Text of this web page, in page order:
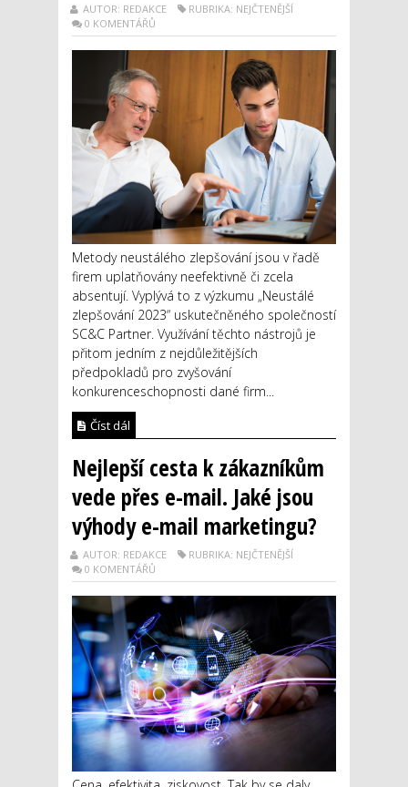
AUTOR: REDAKCE
RUBRIKA: NEJČTENĚJŠÍ
0 KOMENTÁŘŮ
Metody neustálého zlepšování jsou v řadě
firem uplatňovány neefektivně či zcela
absentují. Vyplývá to z výzkumu „Neustálé
zlepšování 2023“ uskutečněného společností
SC&C Partner. Využívání těchto nástrojů je
přitom jedním z nejdůležitějších
předpokladů pro zvyšování
konkurenceschopnosti dané firm...
Číst dál
Nejlepší cesta k zákazníkům
vede přes e-mail. Jaké jsou
výhody e-mail marketingu?
AUTOR: REDAKCE
RUBRIKA: NEJČTENĚJŠÍ
0 KOMENTÁŘŮ